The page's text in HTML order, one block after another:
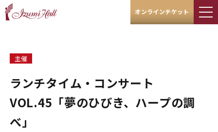
オンラインチケット
主催
ランチタイム・コンサート
VOL.45「夢のひびき、ハープの調
べ」